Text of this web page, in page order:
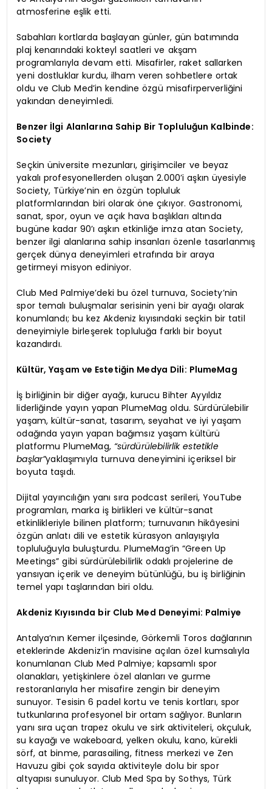
atmosferine eşlik etti.
Sabahları kortlarda başlayan günler, gün batımında
plaj kenarındaki kokteyl saatleri ve akşam
programlarıyla devam etti. Misafirler, raket sallarken
yeni dostluklar kurdu, ilham veren sohbetlere ortak
oldu ve Club Med’in kendine özgü misafirperverliğini
yakından deneyimledi.
Benzer İlgi Alanlarına Sahip Bir Topluluğun Kalbinde:
Society
Seçkin üniversite mezunları, girişimciler ve beyaz
yakalı profesyonellerden oluşan 2.000’i aşkın üyesiyle
Society, Türkiye’nin en özgün topluluk
platformlarından biri olarak öne çıkıyor. Gastronomi,
sanat, spor, oyun ve açık hava başlıkları altında
bugüne kadar 90’ı aşkın etkinliğe imza atan Society,
benzer ilgi alanlarına sahip insanları özenle tasarlanmış
gerçek dünya deneyimleri etrafında bir araya
getirmeyi misyon ediniyor.
Club Med Palmiye’deki bu özel turnuva, Society’nin
spor temalı buluşmalar serisinin yeni bir ayağı olarak
konumlandı; bu kez Akdeniz kıyısındaki seçkin bir tatil
deneyimiyle birleşerek topluluğa farklı bir boyut
kazandırdı.
Kültür, Yaşam ve Estetiğin Medya Dili: PlumeMag
İş birliğinin bir diğer ayağı, kurucu Bihter Ayyıldız
liderliğinde yayın yapan PlumeMag oldu. Sürdürülebilir
yaşam, kültür-sanat, tasarım, seyahat ve iyi yaşam
odağında yayın yapan bağımsız yaşam kültürü
platformu PlumeMag, “sürdürülebilirlik estetikle
başlar”yaklaşımıyla turnuva deneyimini içeriksel bir
boyuta taşıdı.
Dijital yayıncılığın yanı sıra podcast serileri, YouTube
programları, marka iş birlikleri ve kültür-sanat
etkinlikleriyle bilinen platform; turnuvanın hikâyesini
özgün anlatı dili ve estetik kürasyon anlayışıyla
topluluğuyla buluşturdu. PlumeMag’in “Green Up
Meetings” gibi sürdürülebilirlik odaklı projelerine de
yansıyan içerik ve deneyim bütünlüğü, bu iş birliğinin
temel yapı taşlarından biri oldu.
Akdeniz Kıyısında bir Club Med Deneyimi: Palmiye
Antalya’nın Kemer ilçesinde, Görkemli Toros dağlarının
eteklerinde Akdeniz’in mavisine açılan özel kumsalıyla
konumlanan Club Med Palmiye; kapsamlı spor
olanakları, yetişkinlere özel alanları ve gurme
restoranlarıyla her misafire zengin bir deneyim
sunuyor. Tesisin 6 padel kortu ve tenis kortları, spor
tutkunlarına profesyonel bir ortam sağlıyor. Bunların
yanı sıra uçan trapez okulu ve sirk aktiviteleri, okçuluk,
su kayağı ve wakeboard, yelken okulu, kano, kürekli
sörf, at binme, parasailing, fitness merkezi ve Zen
Havuzu gibi çok sayıda aktiviteyle dolu bir spor
altyapısı sunuluyor. Club Med Spa by Sothys, Türk